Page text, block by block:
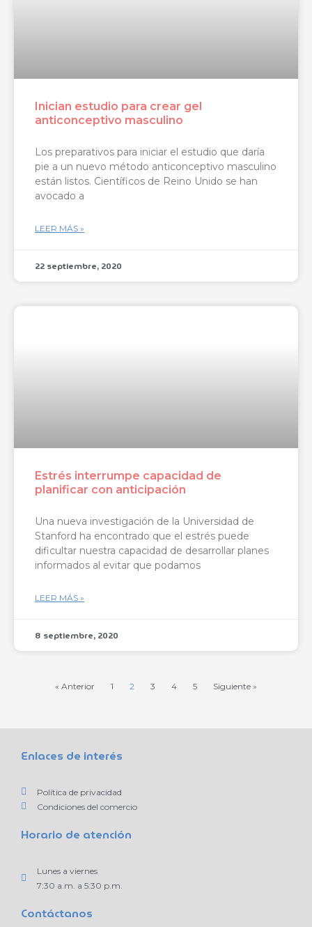
Inician estudio para crear gel
anticonceptivo masculino
Los preparativos para iniciar el estudio que daría
pie a un nuevo método anticonceptivo masculino
están listos. Científicos de Reino Unido se han
avocado a
LEER MÁS »
22 septiembre, 2020
Estrés interrumpe capacidad de
planificar con anticipación
Una nueva investigación de la Universidad de
Stanford ha encontrado que el estrés puede
dificultar nuestra capacidad de desarrollar planes
informados al evitar que podamos
LEER MÁS »
8 septiembre, 2020
« Anterior 1 2 3 4 5 Siguiente »
Enlaces de interés
Política de privacidad
Condiciones del comercio
Horario de atención
Lunes a viernes
7:30 a.m. a 5:30 p.m.
Contáctanos